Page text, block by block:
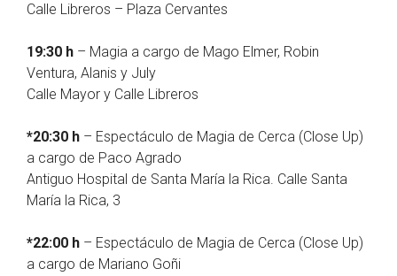
Calle Libreros – Plaza Cervantes
19:30 h – Magia a cargo de Mago Elmer, Robin
Ventura, Alanis y July
Calle Mayor y Calle Libreros
*20:30 h – Espectáculo de Magia de Cerca (Close Up)
a cargo de Paco Agrado
Antiguo Hospital de Santa María la Rica. Calle Santa
María la Rica, 3
*22:00 h – Espectáculo de Magia de Cerca (Close Up)
a cargo de Mariano Goñi